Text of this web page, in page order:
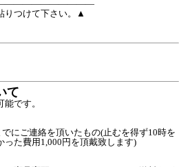
りつけて下さい。▲
て
です。
にご連絡を頂いたもの(止むを得ず10時を
た費用1,000円を頂戴致します)